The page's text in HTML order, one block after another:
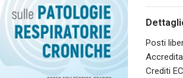
Posti
Crediti